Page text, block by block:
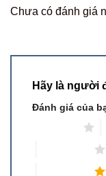
Chưa có đánh giá
Hãy là người
Đánh giá của